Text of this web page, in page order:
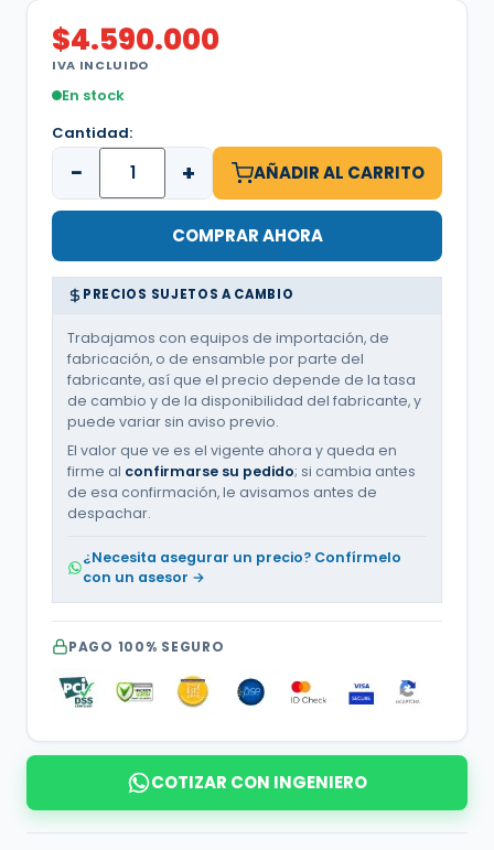
$4.590.000
IVA INCLUIDO
En stock
Cantidad:
− + AÑADIR AL CARRITO
COMPRAR AHORA
PRECIOS SUJETOS A CAMBIO
Trabajamos con equipos de importación, de
fabricación, o de ensamble por parte del
fabricante, así que el precio depende de la tasa
de cambio y de la disponibilidad del fabricante, y
puede variar sin aviso previo.
El valor que ve es el vigente ahora y queda en
firme al confirmarse su pedido; si cambia antes
de esa confirmación, le avisamos antes de
despachar.
¿Necesita asegurar un precio? Confírmelo
con un asesor →
PAGO 100% SEGURO
COTIZAR CON INGENIERO